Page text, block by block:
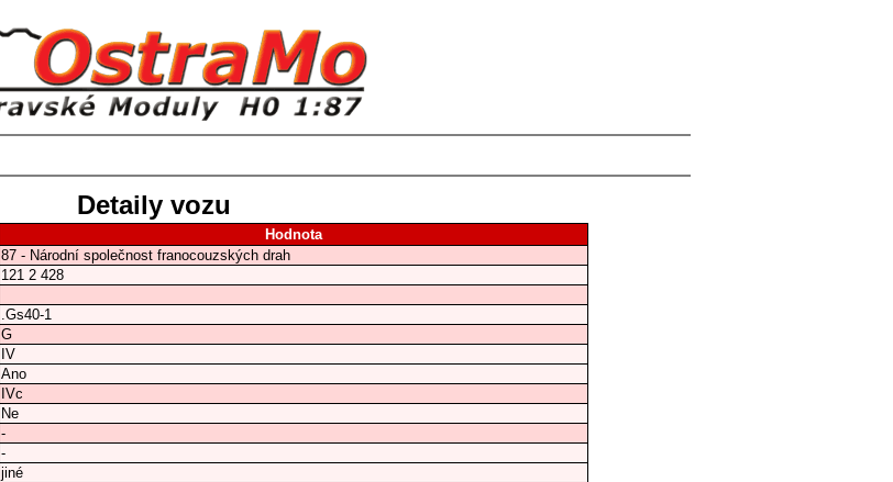
Detaily vozu
Hodnota
87 - Národní společnost franocouzských drah
121 2 428
.Gs40-1
G
IV
Ano
IVc
Ne
-
-
jiné